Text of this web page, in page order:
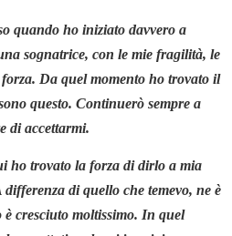
quando ho iniziato davvero a
sognatrice, con le mie fragilità, le
Da quel momento ho trovato il
questo. Continuerò sempre a
di accettarmi.
ho trovato la forza di dirlo a mia
di quello che temevo, ne è
cresciuto moltissimo. In quel